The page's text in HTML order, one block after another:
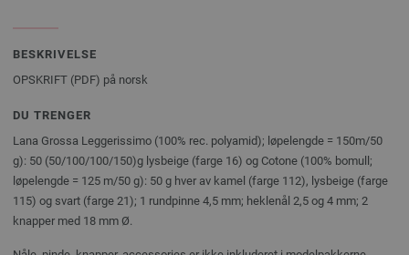
BESKRIVELSE
OPSKRIFT (PDF) på norsk
DU TRENGER
Lana Grossa Leggerissimo (100% rec. polyamid); løpelengde = 150m/50
g): 50 (50/100/100/150)g lysbeige (farge 16) og Cotone (100% bomull;
løpelengde = 125 m/50 g): 50 g hver av kamel (farge 112), lysbeige (farge
115) og svart (farge 21); 1 rundpinne 4,5 mm; heklenål 2,5 og 4 mm; 2
knapper med 18 mm Ø.